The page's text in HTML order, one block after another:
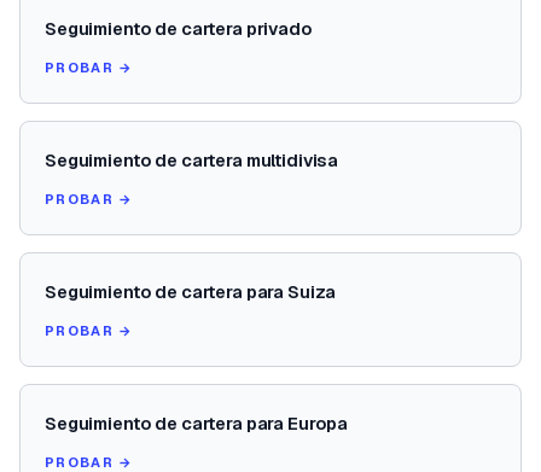
Seguimiento de cartera privado
PROBAR →
Seguimiento de cartera multidivisa
PROBAR →
Seguimiento de cartera para Suiza
PROBAR →
Seguimiento de cartera para Europa
PROBAR →